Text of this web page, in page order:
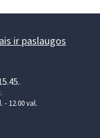
ir paslaugos
- 12.00 val.